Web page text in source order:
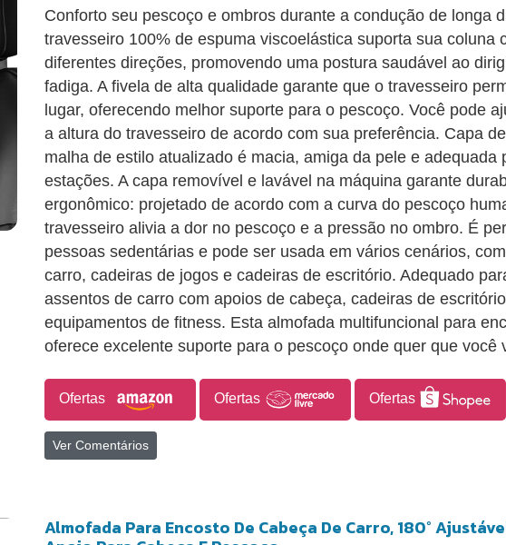
Conforto seu pescoço e ombros durante a condução de longa
travesseiro 100% de espuma viscoelástica suporta sua coluna
diferentes direções, promovendo uma postura saudável ao
fadiga. A fivela de alta qualidade garante que o travesseiro
lugar, oferecendo melhor suporte para o pescoço. Você pode
a altura do travesseiro de acordo com sua preferência. Capa
malha de estilo atualizado é macia, amiga da pele e adequada
estações. A capa removível e lavável na máquina garante
ergonômico: projetado de acordo com a curva do pescoço
travesseiro alivia a dor no pescoço e a pressão no ombro. É
pessoas sedentárias e pode ser usada em vários cenários,
carro, cadeiras de jogos e cadeiras de escritório. Adequado
assentos de carro com apoios de cabeça, cadeiras de
equipamentos de fitness. Esta almofada multifuncional para
oferece excelente suporte para o pescoço onde quer que você
Ofertas Ofertas Ofertas
Ver Comentários
Almofada Para Encosto De Cabeça De Carro, 180°